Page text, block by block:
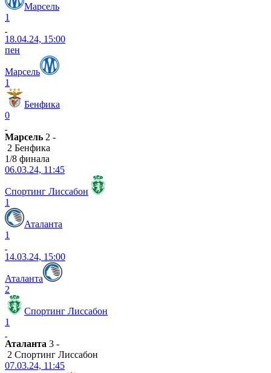
Марсель
1
18.04.24, 15:00
пен
Марсель
1
Бенфика
0
Марсель 2 -
2 Бенфика
1/8 финала
06.03.24, 11:45
Спортинг Лиссабон
1
Аталанта
1
14.03.24, 15:00
Аталанта
2
Спортинг Лиссабон
1
Аталанта 3 -
2 Спортинг Лиссабон
07.03.24, 11:45